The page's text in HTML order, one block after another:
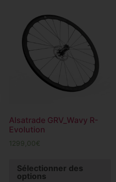
Alsatrade GRV_Wavy R-
Evolution
1299,00 €
Sélectionner des
options